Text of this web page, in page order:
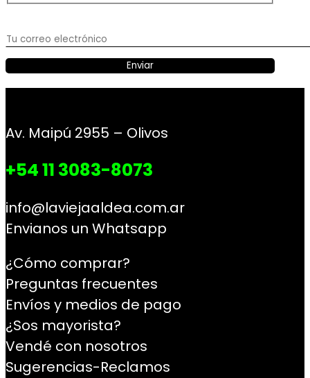
Av. Maipú 2955 – Olivos
+54 11 3083-8073
info@laviejaaldea.com.ar
Envianos un Whatsapp
¿Cómo comprar?
Preguntas frecuentes
Envíos y medios de pago
¿Sos mayorista?
Vendé con nosotros
Sugerencias-Reclamos